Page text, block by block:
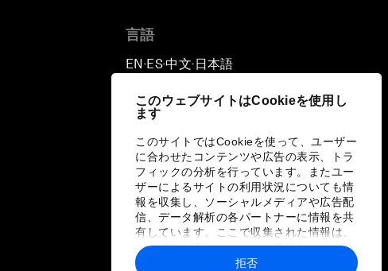
このウェブサイトはCookieを使用し
ます
このサイトではCookieを使って、ユーザー
に合わせたコンテンツや広告の表示、トラ
フィックの分析を行っています。またユー
ザーによるサイトの利用状況についても情
報を収集し、ソーシャルメディアや広告配
信、データ解析の各パートナーに情報を共
有しています。ここで収集された情報は、
ユーザーが各パートナーに提供した他の情
報や各パートナーのサービスを使用した際
拒否
言語
EN ▪ ES▪中文▪ 日本語